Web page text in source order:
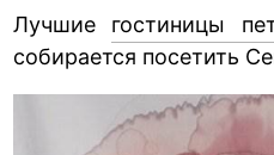
Лучшие гостиницы
собирается посетить